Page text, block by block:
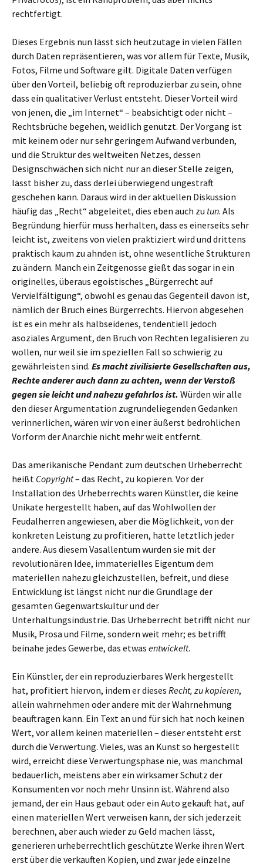
rechtfertigt.
Dieses Ergebnis nun lässt sich heutzutage in vielen Fällen
durch Daten repräsentieren, was vor allem für Texte, Musik,
Fotos, Filme und Software gilt. Digitale Daten verfügen
über den Vorteil, beliebig oft reproduzierbar zu sein, ohne
dass ein qualitativer Verlust entsteht. Dieser Vorteil wird
von jenen, die „im Internet“ – beabsichtigt oder nicht –
Rechtsbrüche begehen, weidlich genutzt. Der Vorgang ist
mit keinem oder nur sehr geringem Aufwand verbunden,
und die Struktur des weltweiten Netzes, dessen
Designschwächen sich nicht nur an dieser Stelle zeigen,
lässt bisher zu, dass derlei überwiegend ungestraft
geschehen kann. Daraus wird in der aktuellen Diskussion
häufig das „Recht“ abgeleitet, dies eben auch zu tun. Als
Begründung hierfür muss herhalten, dass es einerseits sehr
leicht ist, zweitens von vielen praktiziert wird und drittens
praktisch kaum zu ahnden ist, ohne wesentliche Strukturen
zu ändern. Manch ein Zeitgenosse gießt das sogar in ein
originelles, überaus egoistisches „Bürgerrecht auf
Vervielfältigung“, obwohl es genau das Gegenteil davon ist,
nämlich der Bruch eines Bürgerrechts. Hiervon abgesehen
ist es ein mehr als halbseidenes, tendentiell jedoch
asoziales Argument, den Bruch von Rechten legalisieren zu
wollen, nur weil sie im speziellen Fall so schwierig zu
gewährleisten sind. Es macht zivilisierte Gesellschaften aus,
Rechte anderer auch dann zu achten, wenn der Verstoß
gegen sie leicht und nahezu gefahrlos ist. Würden wir alle
den dieser Argumentation zugrundeliegenden Gedanken
verinnerlichen, wären wir von einer äußerst bedrohlichen
Vorform der Anarchie nicht mehr weit entfernt.
Das amerikanische Pendant zum deutschen Urheberrecht
heißt Copyright– das Recht, zu kopieren. Vor der
Installation des Urheberrechts waren Künstler, die keine
Unikate hergestellt haben, auf das Wohlwollen der
Feudalherren angewiesen, aber die Möglichkeit, von der
konkreten Leistung zu profitieren, hatte letztlich jeder
andere. Aus diesem Vasallentum wurden sie mit der
revolutionären Idee, immaterielles Eigentum dem
materiellen nahezu gleichzustellen, befreit, und diese
Entwicklung ist längst nicht nur die Grundlage der
gesamten Gegenwartskultur und der
Unterhaltungsindustrie. Das Urheberrecht betrifft nicht nur
Musik, Prosa und Filme, sondern weit mehr; es betrifft
beinahe jedes Gewerbe, das etwas entwickelt.
Ein Künstler, der ein reproduzierbares Werk hergestellt
hat, profitiert hiervon, indem er dieses Recht, zu kopieren,
allein wahrnehmen oder andere mit der Wahrnehmung
beauftragen kann. Ein Text an und für sich hat noch keinen
Wert, vor allem keinen materiellen – dieser entsteht erst
durch die Verwertung. Vieles, was an Kunst so hergestellt
wird, erreicht diese Verwertungsphase nie, was manchmal
bedauerlich, meistens aber ein wirksamer Schutz der
Konsumenten vor noch mehr Unsinn ist. Während also
jemand, der ein Haus gebaut oder ein Auto gekauft hat, auf
einen materiellen Wert verweisen kann, der sich jederzeit
berechnen, aber auch wieder zu Geld machen lässt,
generieren urheberrechtlich geschützte Werke ihren Wert
erst über die verkauften Kopien, und zwar jede einzelne